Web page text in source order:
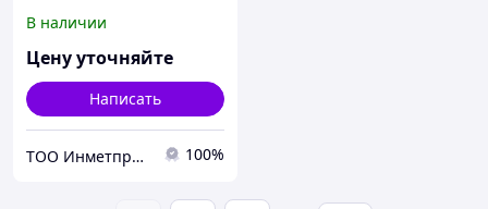
кубик..., S= 1,6-120 мм
В наличии
Цену уточняйте
Написать
ТОО Инметпром 100%